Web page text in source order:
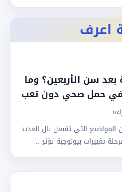
اعرف
سن الأربعين؟ وما
في حمل صحي دون تعب
المواضيع التي تشغل بال العديد
تغييرات بيولوجية تؤثر…